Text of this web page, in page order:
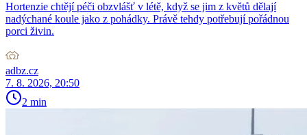
Hortenzie chtějí péči obzvlášť v létě, když se jim z květů dělají
nadýchané koule jako z pohádky. Právě tehdy potřebují pořádnou
porci živin.
adbz.cz
7. 8. 2026, 20:50
2 min